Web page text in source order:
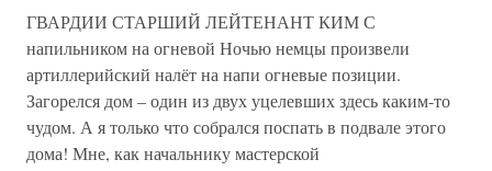
ГВАРДИИ СТАРШИЙ ЛЕЙТЕНАНТ КИМ С
напильником на огневой Ночью немцы произвели
артиллерийский налёт на напи огневые позиции.
Загорелся дом – один из двух уцелевших здесь каким-то
чудом. А я только что собрался поспать в подвале этого
дома! Мне, как начальнику мастерской